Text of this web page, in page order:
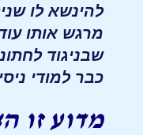
להינשא לו
מרגש אותו
שבניגוד
כבר למודי
מדוע זו